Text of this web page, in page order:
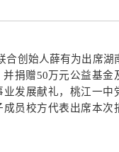
合创始人薛有为出席湖
捐赠50万元公益基金
发展献礼，桃江一中
员校方代表出席本次